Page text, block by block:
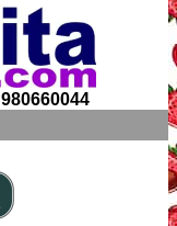
980660044